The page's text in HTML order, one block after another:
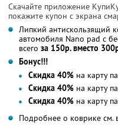
Скачайте приложение
покажите купон с экрана
Липкий антискользящий
автомобиля Nano pad с
всего за 150р. вместо
Бонус!!!
Скидка 40% на карту
Скидка 40% на карту
Скидка 40% на карту
Подробнее о коврике